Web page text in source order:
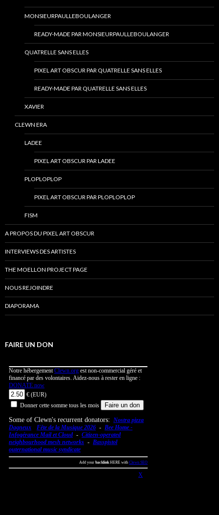
MONSIEURPAULLEBOULANGER
READY-MADE PAR MONSIEURPAULLEBOULANGER
QUATRELLE SANS ELLES
PIXEL ART OBSCUR PAR QUATRELLE SANS ELLES
READY-MADE PAR QUATRELLE SANS ELLES
XAVIER
CLEWN ERA
LADEE
PIXEL ART OBSCUR PAR LADEE
PLOPLOPLOP
PIXEL ART OBSCUR PAR PLOPLOPLOP
FISM
A PROPOS DU PIXEL ART OBSCUR
INTERVIEWS DES ARTISTES
THE MOELLON PROJECT PAGE
NOUS REJOINDRE
DIAPORAMA
FAIRE UN DON